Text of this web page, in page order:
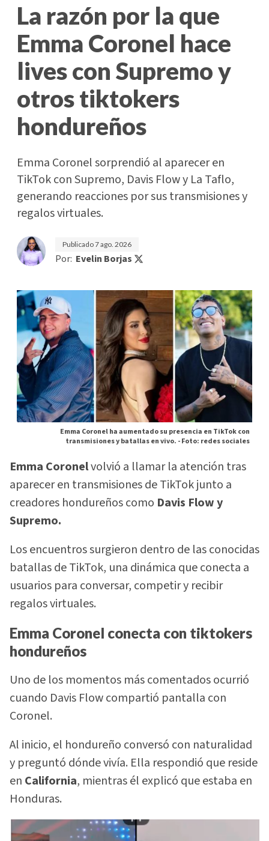
La razón por la que
Emma Coronel hace
lives con Supremo y
otros tiktokers
hondureños
Emma Coronel sorprendió al aparecer en
TikTok con Supremo, Davis Flow y La Taflo,
generando reacciones por sus transmisiones y
regalos virtuales.
Publicado7 ago. 2026
Por: Evelin Borjas
Emma Coronel ha aumentado su presencia en TikTok con
transmisiones y batallas en vivo. -Foto: redes sociales
Emma Coronelvolvió a llamar la atención tras
aparecer en transmisiones de TikTok junto a
creadores hondureños como Davis Flow y
Supremo.
Los encuentros surgieron dentro de las conocidas
batallas de TikTok, una dinámica que conecta a
usuarios para conversar, competir y recibir
regalos virtuales.
Emma Coronel conecta con tiktokers
hondureños
Uno de los momentos más comentados ocurrió
cuando Davis Flow compartió pantalla con
Coronel.
Al inicio, el hondureño conversó con naturalidad
y preguntó dónde vivía. Ella respondió que reside
en California, mientras él explicó que estaba en
Honduras.